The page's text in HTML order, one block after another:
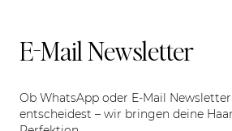
E-Mail Newsletter
Ob WhatsApp oder E-Mail
entscheidest – wir bringen deine